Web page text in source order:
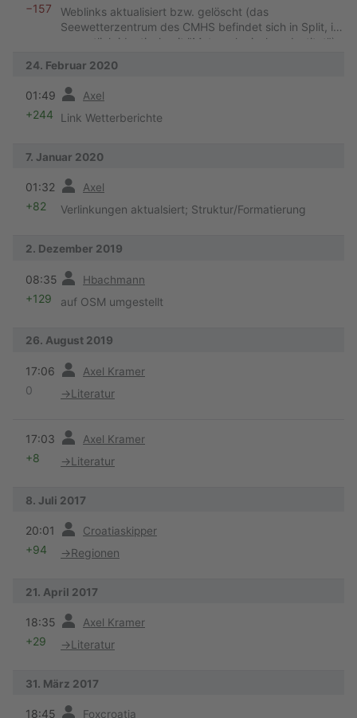
−157
Weblinks aktualisiert bzw. gelöscht (das
Seewetterzentrum des CMHS befindet sich in Split, ist
vermutlich identisch mit "Meteorologischem Institut")
24. Februar 2020
01:49 Axel
+244 Link Wetterberichte
7. Januar 2020
01:32 Axel
+82 Verlinkungen aktualsiert; Struktur/Formatierung
2. Dezember 2019
08:35 Hbachmann
+129 auf OSM umgestellt
26. August 2019
17:06 Axel Kramer
0 →Literatur
17:03 Axel Kramer
+8 →Literatur
8. Juli 2017
20:01 Croatiaskipper
+94 →Regionen
21. April 2017
18:35 Axel Kramer
+29 →Literatur
31. März 2017
18:45 Foxcroatia